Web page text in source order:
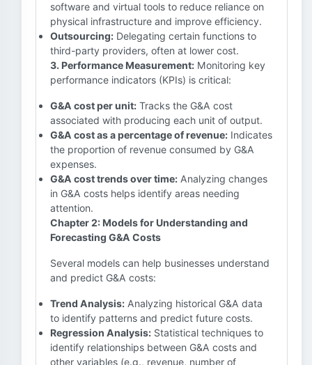
software and virtual tools to reduce reliance on
physical infrastructure and improve efficiency.
Outsourcing: Delegating certain functions to
third-party providers, often at lower cost.
3. Performance Measurement: Monitoring key
performance indicators (KPIs) is critical:
G&A cost per unit: Tracks the G&A cost
associated with producing each unit of output.
G&A cost as a percentage of revenue: Indicates
the proportion of revenue consumed by G&A
expenses.
G&A cost trends over time: Analyzing changes
in G&A costs helps identify areas needing
attention.
Chapter 2: Models for Understanding and
Forecasting G&A Costs
Several models can help businesses understand
and predict G&A costs:
Trend Analysis: Analyzing historical G&A data
to identify patterns and predict future costs.
Regression Analysis: Statistical techniques to
identify relationships between G&A costs and
other variables (e.g., revenue, number of